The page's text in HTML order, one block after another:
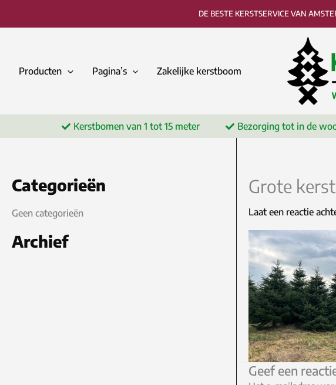
DE BESTE KERSTSERVICE VAN
Producten Pagina’s Zakelijke kerstboom
Kerstbomen van 1 tot 15 meter Bezorging tot in de
Categorieën
Geen categorieën
Archief
Grote
Laat een reactie
Geef een